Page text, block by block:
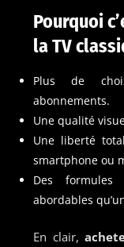
Pourquoi
la TV
Plus de
abonnements.
Une qualité
Une liberté
smartphone ou
Des formules
abordables
En clair,